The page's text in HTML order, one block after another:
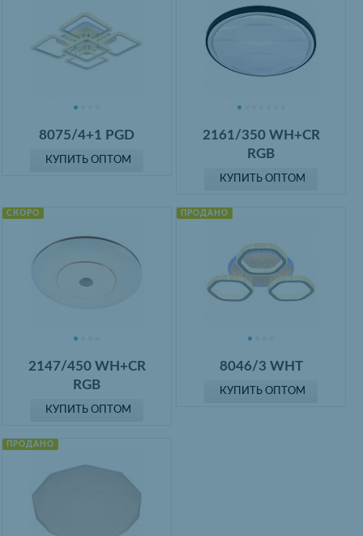
8075/4+1 PGD
КУПИТЬ ОПТОМ
2161/350 WH+CR
RGB
КУПИТЬ ОПТОМ
СКОРО
2147/450 WH+CR
RGB
КУПИТЬ ОПТОМ
ПРОДАНО
8046/3 WHT
КУПИТЬ ОПТОМ
ПРОДАНО